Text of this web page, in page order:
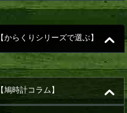
【からくりシリーズで選ぶ】
【鳩時計コラム】